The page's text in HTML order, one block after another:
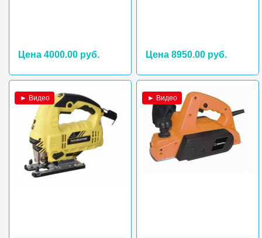
Цена 4000.00 руб. Цена 8950.00 руб.
► Видео ► Видео